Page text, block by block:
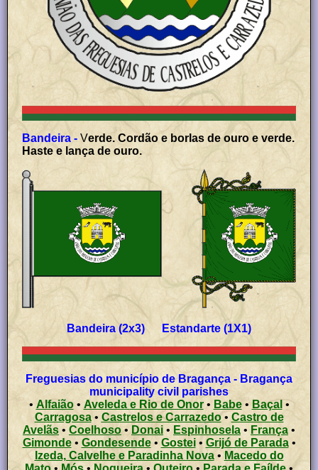
Bandeira - Verde. Cordão e borlas de ouro e verde.
Haste e lança de ouro.
Bandeira (2x3) Estandarte (1X1)
Freguesias do município de Bragança - Bragança
municipality civil parishes
• Alfaião• Aveleda e Rio de Onor• Babe• Baçal •
Carragosa• Castrelos e Carrazedo• Castro de
Avelãs • Coelhoso• Donai • Espinhosela • França •
Gimonde• Gondesende• Gostei• Grijó de Parada•
Izeda, Calvelhe e Paradinha Nova• Macedo do